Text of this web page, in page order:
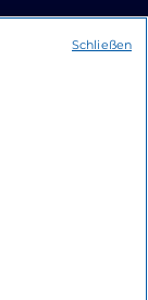
Schließen